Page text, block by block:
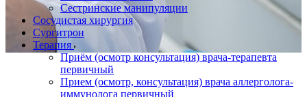
Сестринские манипуляции
Сосудистая хирургия
Сургитрон
Терапия
Приём (осмотр консультация) врача-терапевта
первичный
Прием (осмотр, консультация) врача аллерголога-
иммунолога первичный